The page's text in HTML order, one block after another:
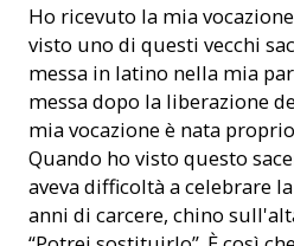
Ho ricevuto la mia
visto uno di questi vecchi
messa in latino nella mia
messa dopo la liberazione
mia vocazione è nata
Quando ho visto questo
aveva difficoltà a celebrare
anni di carcere, chino